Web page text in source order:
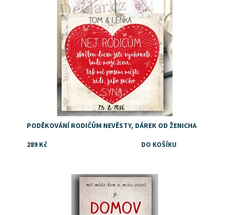
PODĚKOVÁNÍ RODIČŮM NEVĚSTY, DÁREK OD ŽENICHA
289 Kč
Skladem